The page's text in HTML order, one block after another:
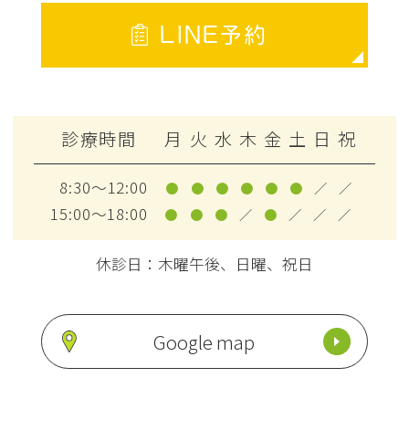
LINE予約
診療時間 月 火 水 木 金 土 日 祝
8:30～12:00 ● ● ● ● ● ● ／ ／
15:00～18:00 ● ● ● ／ ● ／ ／ ／
休診日：木曜午後、日曜、祝日
Google map